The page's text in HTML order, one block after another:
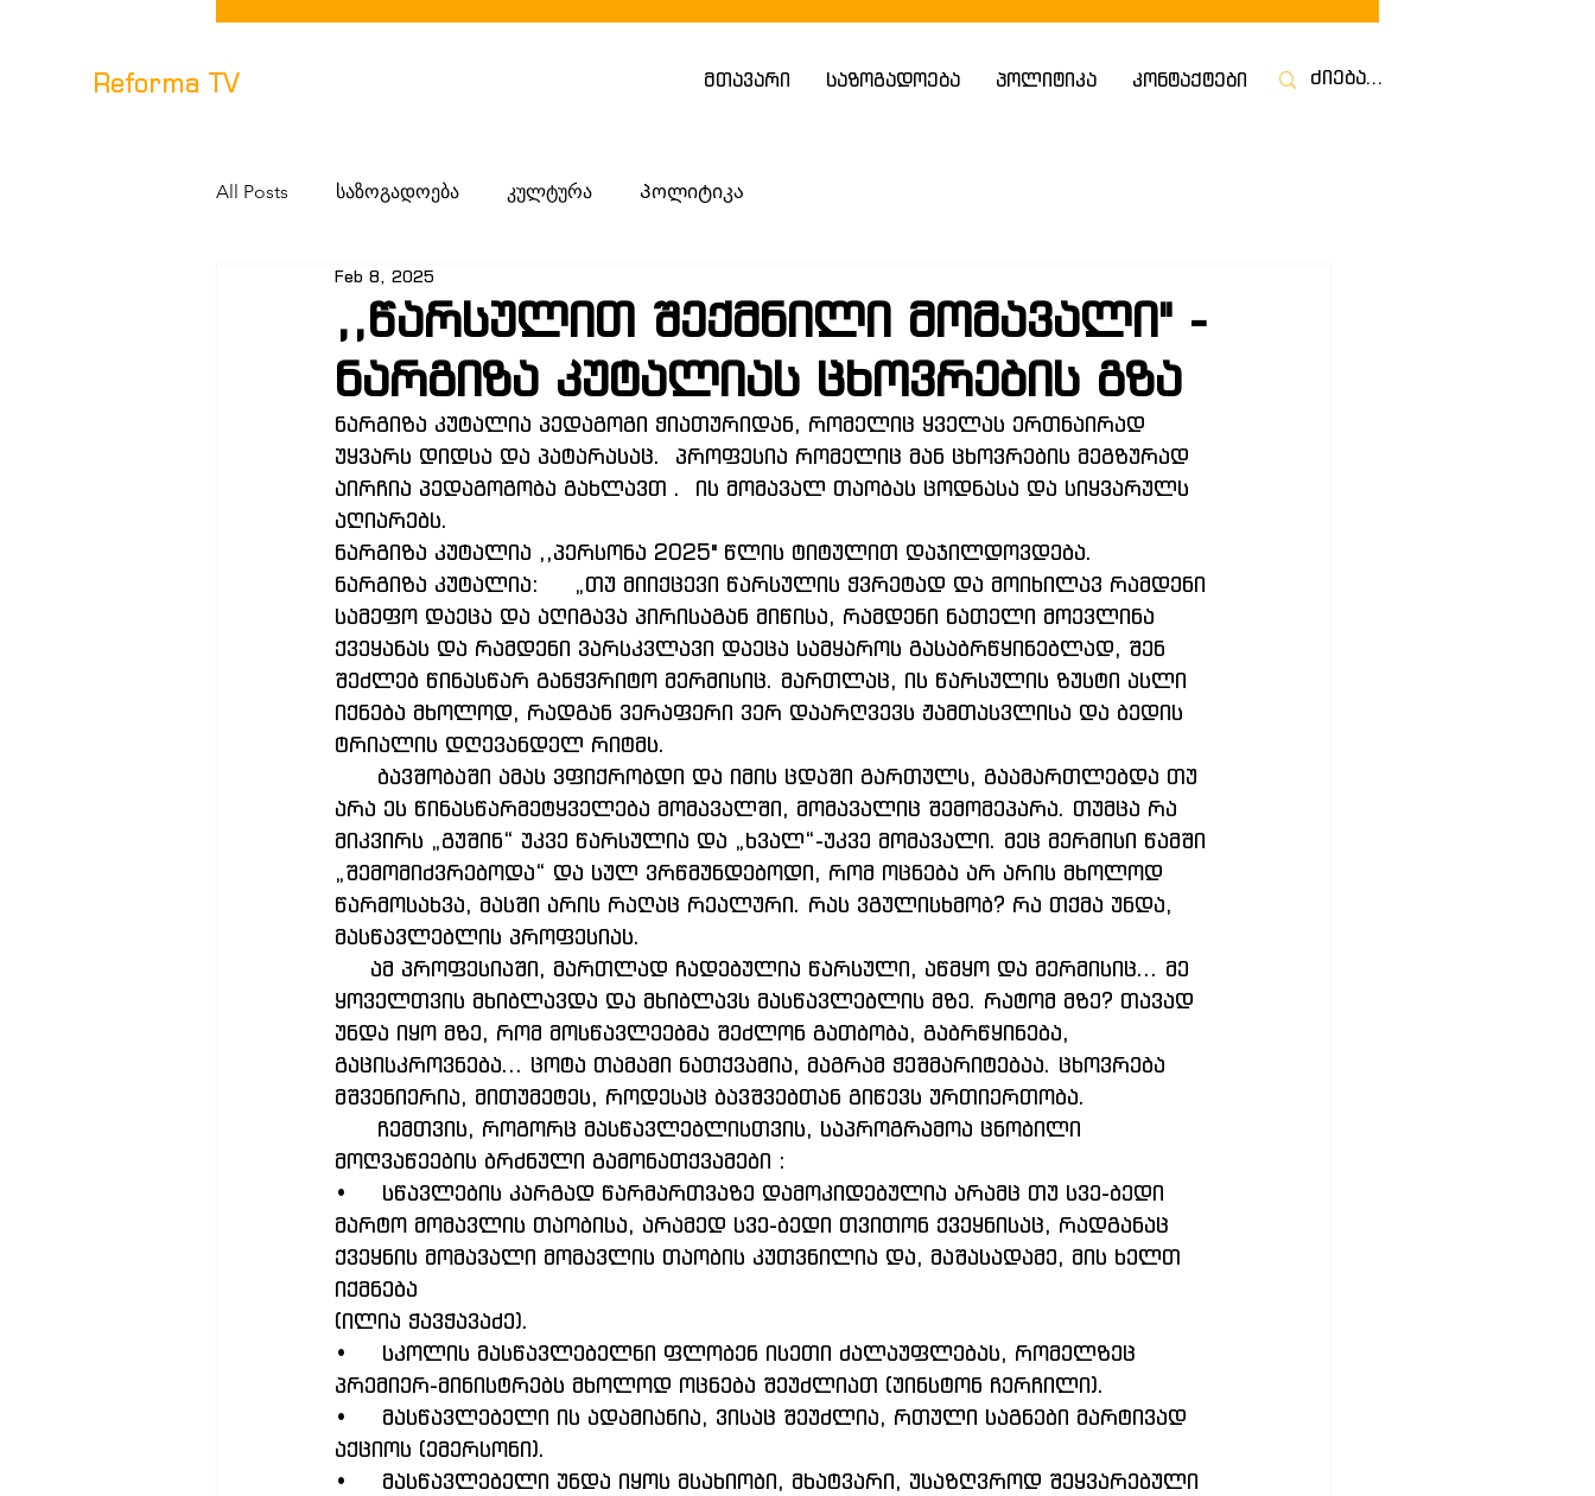
Reforma TV მთავარი საზოგადოება პოლიტიკა კონტაქტები
All Posts საზოგადოება კულტურა Პოლიტიკა
,,წარსულით შექმნილი მომავალი" -
ნარგიზა კუტალიას ცხოვრების გზა
Feb 8, 2025
ნარგიზა კუტალია პედაგოგი ჭიათურიდან, რომელიც ყველას ერთნაირად
უყვარს დიდსა და პატარასაც.  პროფესია რომელიც მან ცხოვრების მეგზურად
აირჩია პედაგოგობა გახლავთ .  ის მომავალ თაობას ცოდნასა და სიყვარულს
აღიარებს.
ნარგიზა კუტალია ,,პერსონა 2025" წლის ტიტულით დაჯილდოვდება.
ნარგიზა კუტალია:     „თუ მიიქცევი წარსულის ჭვრეტად და მოიხილავ რამდენი
სამეფო დაეცა და აღიგავა პირისაგან მიწისა, რამდენი ნათელი მოევლინა
ქვეყანას და რამდენი ვარსკვლავი დაეცა სამყაროს გასაბრწყინებლად, შენ
შეძლებ წინასწარ განჭვრიტო მერმისიც. მართლაც, ის წარსულის ზუსტი ასლი
იქნება მხოლოდ, რადგან ვერაფერი ვერ დაარღვევს ჟამთასვლისა და ბედის
ტრიალის დღევანდელ რიტმს.
არა ეს წინასწარმეტყველება მომავალში, მომავალიც შემომეპარა. თუმცა რა
მიკვირს „გუშინ“ უკვე წარსულია და „ხვალ“-უკვე მომავალი. მეც მერმისი წამში
„შემომიძვრებოდა“ და სულ ვრწმუნდებოდი, რომ ოცნება არ არის მხოლოდ
წარმოსახვა, მასში არის რაღაც რეალური. რას ვგულისხმობ? რა თქმა უნდა,
მასწავლებლის პროფესიას.
ყოველთვის მხიბლავდა და მხიბლავს მასწავლებლის მზე. რატომ მზე? თავად
უნდა იყო მზე, რომ მოსწავლეებმა შეძლონ გათბობა, გაბრწყინება,
გაცისკროვნება... ცოტა თამამი ნათქვამია, მაგრამ ჭეშმარიტებაა. ცხოვრება
მშვენიერია, მითუმეტეს, როდესაც ბავშვებთან გიწევს ურთიერთობა.
მოღვაწეების ბრძნული გამონათქვამები :
•	სწავლების კარგად წარმართვაზე დამოკიდებულია არამც თუ სვე-ბედი
მარტო მომავლის თაობისა, არამედ სვე-ბედი თვითონ ქვეყნისაც, რადგანაც
ქვეყნის მომავალი მომავლის თაობის კუთვნილია და, მაშასადამე, მის ხელთ
იქმნება
(ილია ჭავჭავაძე).
•	სკოლის მასწავლებელნი ფლობენ ისეთი ძალაუფლებას, რომელზეც
პრემიერ-მინისტრებს მხოლოდ ოცნება შეუძლიათ (უინსტონ ჩერჩილი).
•	მასწავლებელი ის ადამიანია, ვისაც შეუძლია, რთული საგნები მარტივად
აქციოს (ემერსონი).
•	მასწავლებელი უნდა იყოს მსახიობი, მხატვარი, უსაზღვროდ შეყვარებული